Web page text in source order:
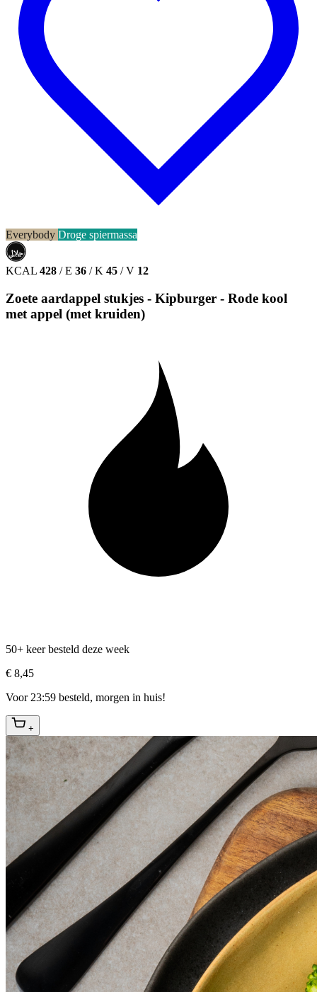
Everybody Droge spiermassa
حلال
HALAL
KCAL 428 / E 36 / K 45 / V 12
Zoete aardappel stukjes - Kipburger - Rode kool
met appel (met kruiden)
50+ keer besteld deze week
€ 8,45
Voor 23:59 besteld, morgen in huis!
+